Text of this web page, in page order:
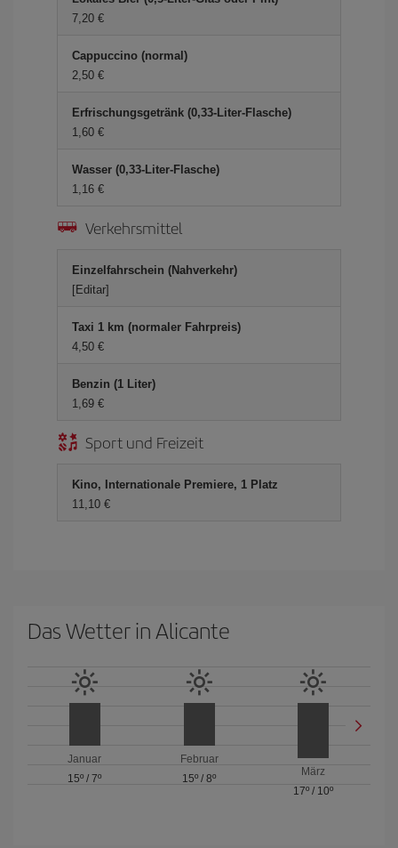
7,20 €
Cappuccino (normal)
2,50 €
Erfrischungsgetränk (0,33-Liter-Flasche)
1,60 €
Wasser (0,33-Liter-Flasche)
1,16 €
Verkehrsmittel
Einzelfahrschein (Nahverkehr)
[Editar]
Taxi 1 km (normaler Fahrpreis)
4,50 €
Benzin (1 Liter)
1,69 €
Sport und Freizeit
Kino, Internationale Premiere, 1 Platz
11,10 €
Das Wetter in Alicante
Januar
15º /7º
Februar
15º / 8º
März
17º / 10º